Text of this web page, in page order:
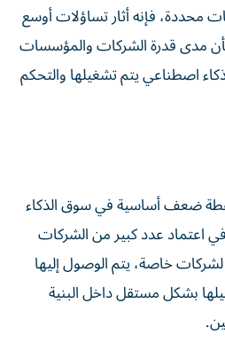
محددة، فإنه أثار تساؤلات أوسع
مدى قدرة الشركات والمؤسسات
اصطناعي يتم تشغيلها والتحكم
ضعف أساسية في سوق الذكاء
اعتماد عدد كبير من الشركات
خاصة، يتم الوصول إليها
بشكل مستقل داخل البنية